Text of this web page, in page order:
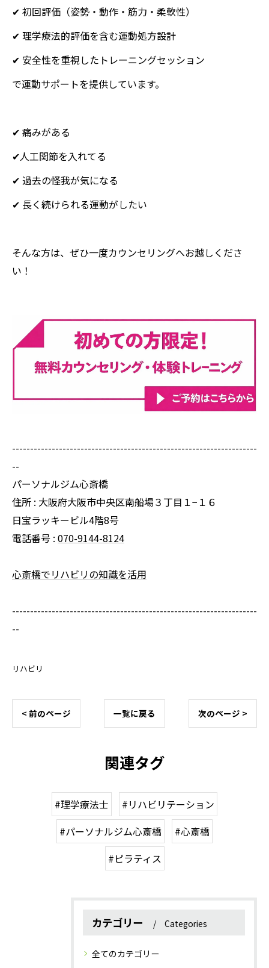
✔ 初回評価（姿勢・動作・筋力・柔軟性）
✔ 理学療法的評価を含む運動処方設計
✔ 安全性を重視したトレーニングセッション
で運動サポートを提供しています。
✔ 痛みがある
✔人工関節を入れてる
✔ 過去の怪我が気になる
✔ 長く続けられる運動がしたい
そんな方は、ぜひ一度カウンセリングへお越しくださ
い！
--------------------------------------------------------------------
--
パーソナルジム心斎橋
住所 : 大阪府大阪市中央区南船場３丁目１−１６
日宝ラッキービル4階8号
電話番号 : 070-9144-8124
心斎橋でリハビリの知識を活用
--------------------------------------------------------------------
--
リハビリ
< 前のページ 一覧に戻る 次のページ >
関連タグ
#理学療法士
#リハビリテーション
#パーソナルジム心斎橋
#心斎橋
#ピラティス
カテゴリー Categories
全てのカテゴリー